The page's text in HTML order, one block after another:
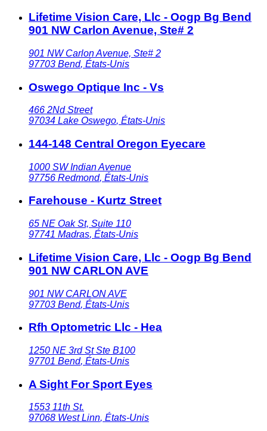
Lifetime Vision Care, Llc - Oogp Bg Bend
901 NW Carlon Avenue, Ste# 2
901 NW Carlon Avenue, Ste# 2
97703 Bend, États-Unis
Oswego Optique Inc - Vs
466 2Nd Street
97034 Lake Oswego, États-Unis
144-148 Central Oregon Eyecare
1000 SW Indian Avenue
97756 Redmond, États-Unis
Farehouse - Kurtz Street
65 NE Oak St, Suite 110
97741 Madras, États-Unis
Lifetime Vision Care, Llc - Oogp Bg Bend
901 NW CARLON AVE
901 NW CARLON AVE
97703 Bend, États-Unis
Rfh Optometric Llc - Hea
1250 NE 3rd St Ste B100
97701 Bend, États-Unis
A Sight For Sport Eyes
1553 11th St.
97068 West Linn, États-Unis